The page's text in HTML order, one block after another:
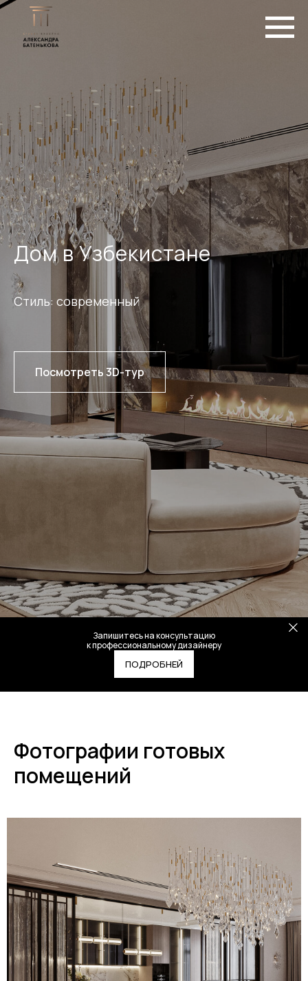
Дом в Узбекистане
Стиль: современный
Посмотреть 3D-тур
Запишитесь на консультацию
к профессиональному дизайнеру
ПОДРОБНЕЙ
Фотографии готовых
помещений